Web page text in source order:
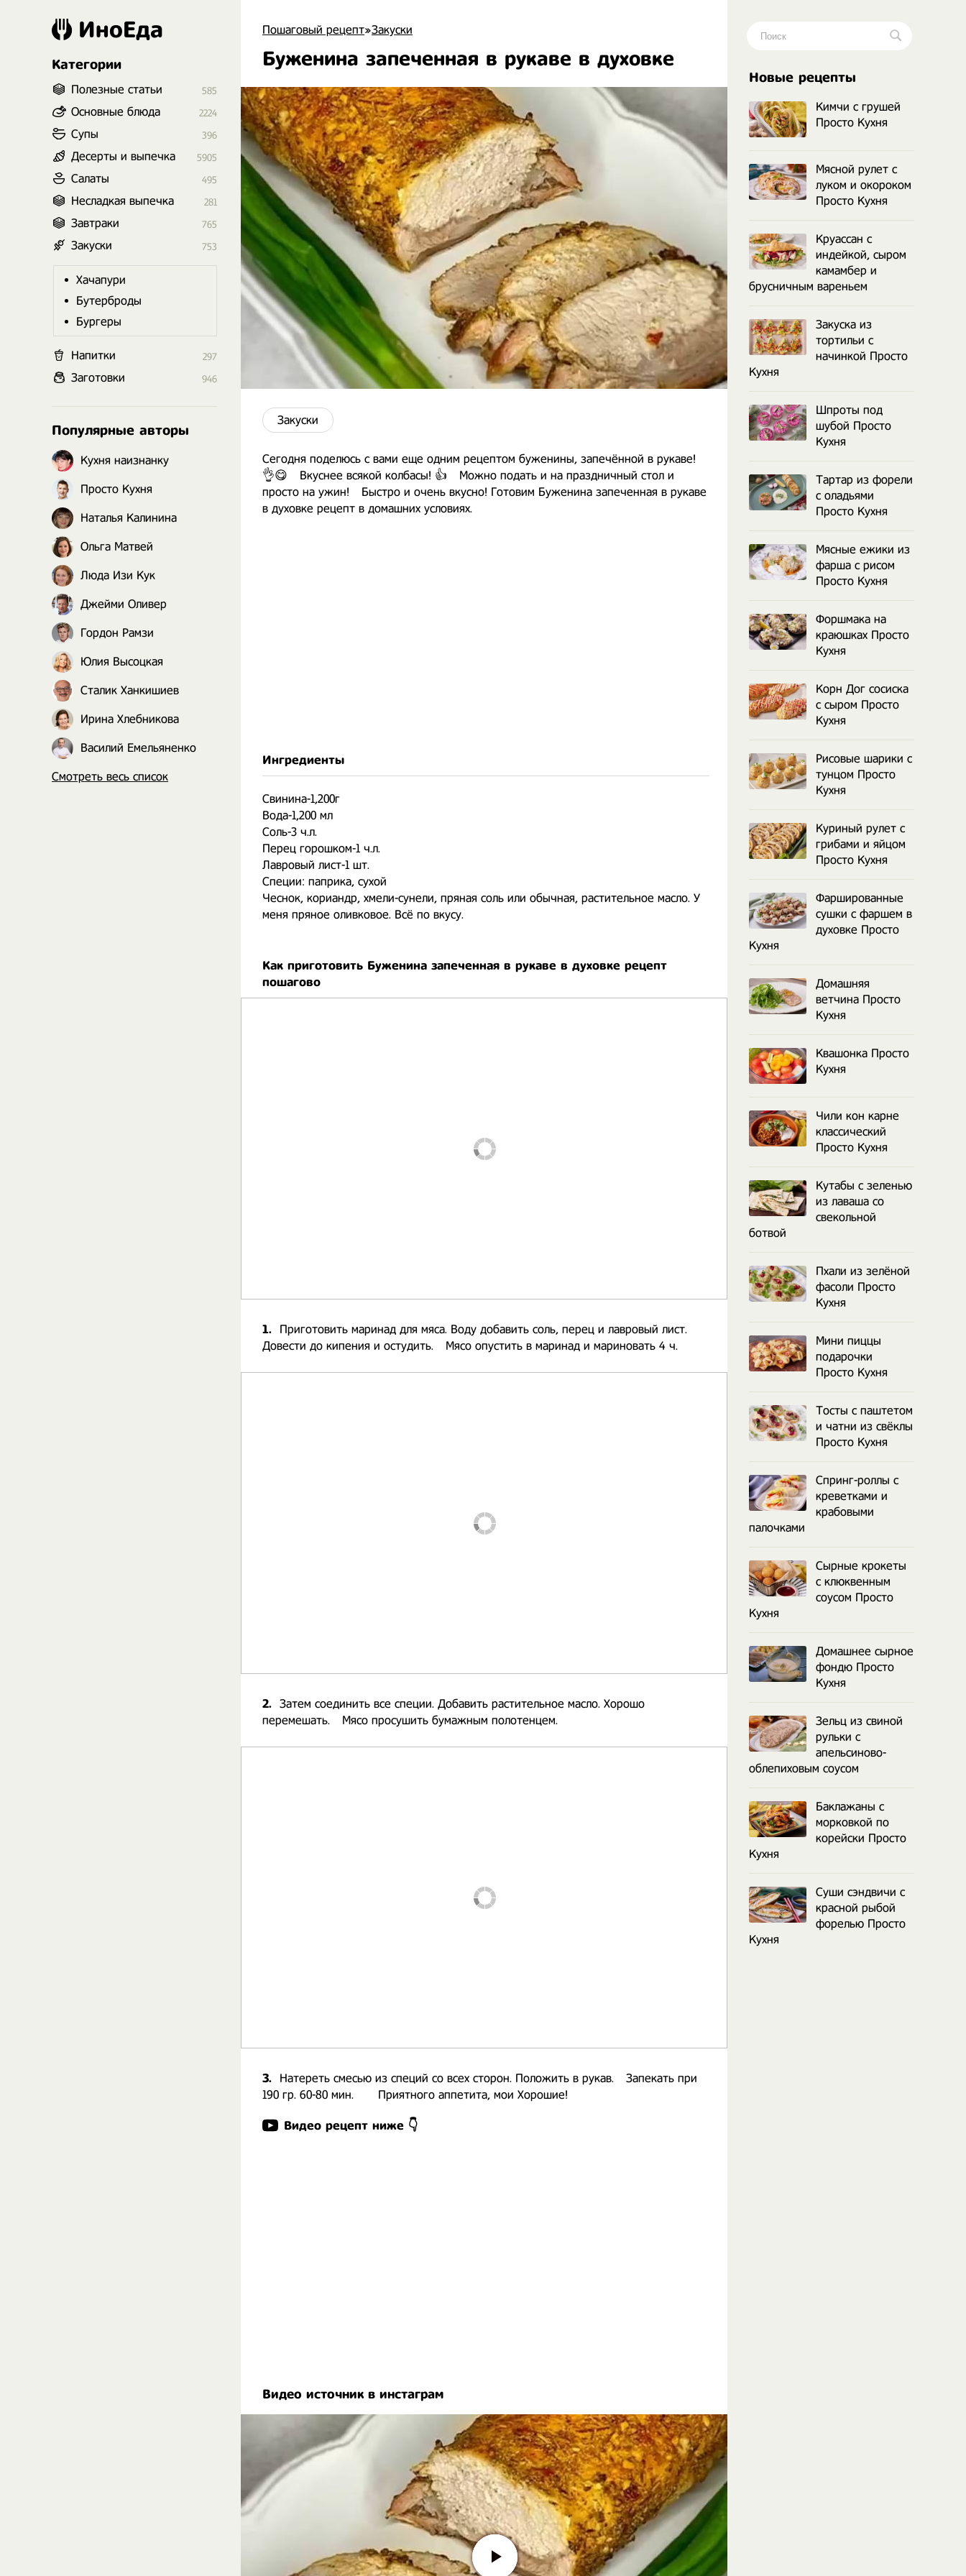
Пошаговый рецепт»Закуски
Буженина запеченная в рукаве в духовке
Закуски
Сегодня поделюсь с вами еще одним рецептом буженины, запечённой в рукаве!
👌😋⠀ Вкуснее всякой колбасы! 👍⠀ Можно подать и на праздничный стол и
просто на ужин!⠀ Быстро и очень вкусно! Готовим Буженина запеченная в рукаве
в духовке рецепт в домашних условиях.
Ингредиенты
Свинина-1,200г⠀
Вода-1,200 мл⠀
Соль-3 ч.л.⠀
Перец горошком-1 ч.л.⠀
Лавровый лист-1 шт.⠀
Специи: паприка, сухой
Чеснок, кориандр, хмели-сунели, пряная соль или обычная, растительное масло. У
меня пряное оливковое. Всё по вкусу.⠀
Как приготовить Буженина запеченная в рукаве в духовке рецепт
пошагово
1.
Приготовить маринад для мяса. Воду добавить соль, перец и лавровый лист.
Довести до кипения и остудить.⠀ Мясо опустить в маринад и мариновать 4 ч.
2. Затем соединить все специи. Добавить растительное масло. Хорошо
перемешать.⠀ Мясо просушить бумажным полотенцем.
3.
Натереть смесью из специй со всех сторон. Положить в рукав.⠀ Запекать при
190 гр. 60-80 мин.⠀ ⠀ Приятного аппетита, мои Хорошие!
Видео рецепт ниже 👇
Видео источник в инстаграм
ИноЕда
Категории
Полезные статьи 585
Основные блюда 2224
Супы 396
Десерты и выпечка 5905
Салаты 495
Несладкая выпечка 281
Завтраки 765
Закуски 753
Хачапури
Бутерброды
Бургеры
Напитки 297
Заготовки 946
Популярные авторы
Кухня наизнанку
Просто Кухня
Наталья Калинина
Ольга Матвей
Люда Изи Кук
Джейми Оливер
Гордон Рамзи
Юлия Высоцкая
Сталик Ханкишиев
Ирина Хлебникова
Василий Емельяненко
Смотреть весь список
Новые рецепты
Кимчи с грушей
Просто Кухня
Мясной рулет с
луком и окороком
Просто Кухня
Круассан с
индейкой, сыром
камамбер и
брусничным вареньем
Закуска из
тортильи с
начинкой Просто
Кухня
Шпроты под
шубой Просто
Кухня
Тартар из форели
с оладьями
Просто Кухня
Мясные ежики из
фарша с рисом
Просто Кухня
Форшмака на
краюшках Просто
Кухня
Корн Дог сосиска
с сыром Просто
Кухня
Рисовые шарики с
тунцом Просто
Кухня
Куриный рулет с
грибами и яйцом
Просто Кухня
Фаршированные
сушки с фаршем в
духовке Просто
Кухня
Домашняя
ветчина Просто
Кухня
Квашонка Просто
Кухня
Чили кон карне
классический
Просто Кухня
Кутабы с зеленью
из лаваша со
свекольной
ботвой
Пхали из зелёной
фасоли Просто
Кухня
Мини пиццы
подарочки
Просто Кухня
Тосты с паштетом
и чатни из свёклы
Просто Кухня
Спринг-роллы с
креветками и
крабовыми
палочками
Сырные крокеты
с клюквенным
соусом Просто
Кухня
Домашнее сырное
фондю Просто
Кухня
Зельц из свиной
рульки с
апельсиново-
облепиховым соусом
Баклажаны с
морковкой по
корейски Просто
Кухня
Суши сэндвичи с
красной рыбой
форелью Просто
Кухня